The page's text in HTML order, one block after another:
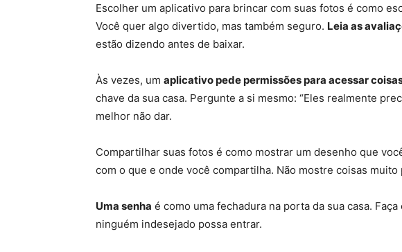
Escolher um aplicativo para brincar com suas fotos é como
Você quer algo divertido, mas também seguro. Leia as
estão dizendo antes de baixar.
Às vezes, um aplicativo pede permissões para acessar
chave da sua casa. Pergunte a si mesmo: “Eles realmente
melhor não dar.
Compartilhar suas fotos é como mostrar um desenho que
com o que e onde você compartilha. Não mostre coisas muito
Uma senha é como uma fechadura na porta da sua casa.
ninguém indesejado possa entrar.